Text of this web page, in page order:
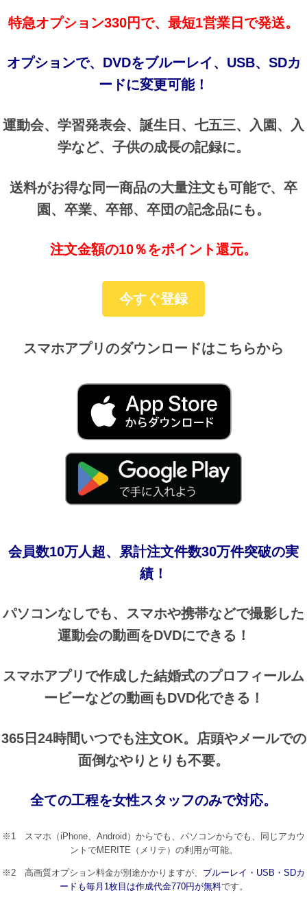
特急オプション330円で、最短1営業日で発送。
オプションで、DVDをブルーレイ、USB、SDカ
ードに変更可能！
運動会、学習発表会、誕生日、七五三、入園、入
学など、子供の成長の記録に。
送料がお得な同一商品の大量注文も可能で、卒
園、卒業、卒部、卒団の記念品にも。
注文金額の10％をポイント還元。
今すぐ登録
スマホアプリのダウンロードはこちらから
会員数10万人超、累計注文件数30万件突破の実
績！
パソコンなしでも、スマホや携帯などで撮影した
運動会の動画をDVDにできる！
スマホアプリで作成した結婚式のプロフィールム
ービーなどの動画もDVD化できる！
365日24時間いつでも注文OK。店頭やメールでの
面倒なやりとりも不要。
全ての工程を女性スタッフのみで対応。
※1 スマホ（iPhone、Android）からでも、パソコンからでも、同じアカウ
ントでMERITE（メリテ）の利用が可能。
※2 高画質オプション料金が別途かかりますが、 ブルーレイ・USB・SDカ
ードも毎月1枚目は作成代金770円が無料です。